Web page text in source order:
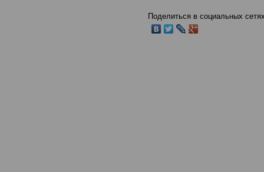
Поделиться в социальных